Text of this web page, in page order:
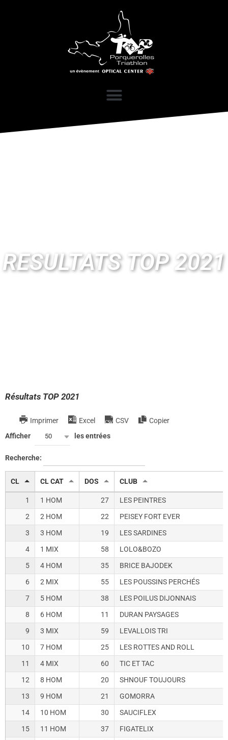
RESULTATS TOP 2021
Résultats TOP 2021
Imprimer Excel CSV
Copier
Afficher
50 les entrées
Recherche:
CL CL CAT DOS CLUB
1 1 HOM 27
LES PEINTRES
2
2 HOM 22
PEISEY FORT EVER
3
3 HOM 19
LES SARDINES
4
1 MIX 58
LOLO&BOZO
5
4 HOM 35
BRICE BAJODEK
6
2 MIX 55
LES POUSSINS PERCHÉS
7
5 HOM 38
LES POILUS DIJONNAIS
8
6 HOM 11
DURAN PAYSAGES
9
3 MIX 59
LEVALLOIS TRI
10
7 HOM 25
LES ROTTES AND ROLL
11
4 MIX 60
TIC ET TAC
12
8 HOM 20
SHNOUF TOUJOURS
13
9 HOM 21
GOMORRA
14
10 HOM 30
SAUCIFLEX
15
11 HOM 37
FIGATELIX